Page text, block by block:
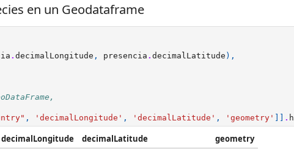
en un Geodataframe
. decimalLongitude , presencia . decimalLatitude ),
, 'decimalLongitude' , 'decimalLatitude' , 'geometry' .
decimalLongitude decimalLatitude geometry